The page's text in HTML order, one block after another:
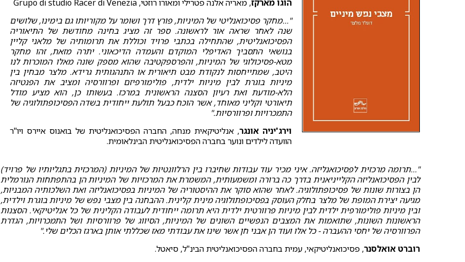
הוגו מארקז, מאריה אלנה פטרילי ומאורו רוזטי, Grupo di studio Racer di Venezia
"...מחקר פסיכואנליטי של המיניות, פורץ דרך ושומר על מקוריותו גם בימינו, שלושים
שנה לאחר שראה אור לראשונה. ספר זה מציג בחינה מחודשת של התיאוריה
הפסיכואנליטית, שהתחילה בכתבי פרויד וכוללת את תרומותיה של מלאני קליין
בנושאי התסביך האדיפלי המוקדם והעמדה הדיכאוני. יתרה מזאת, זהו מחקר
מטא-פסיכולוגי של המיניות, והפרספקטיבה שהוא מספק שונה מאלו המוכרות לנו
היטב, שמתייחסות לנקודת מבט תיאורית או התנהגותית גרידא. מלצר מבחין בין
מיניות בוגרת לבין מיניות ילדית, פולימורפיזם ופרוורסיה ומציב את הפנטיזה
הלא-מודעת ואת רעיון הסצנה הראשונית במרכז. בעשותו כן, הוא מציע מודל
תיאורטי וקליני מאוחד, אשר הוכח כבעל תולעת ייחודית בשדה הפסיכופתולוגיה של
התמכרויות ופרוורסיות."
וירג'יניה אונגר, אנליטיקאית מנחה, החברה הפסיכואנליטית של בואנוס איירס ויו"ר
הוועדה לילדים ונוער בחברה הפסיכואנליטית הבינלאומית.
"...תרומה מרכזית לפסיכואנליזה. איני מכיר עוד עבודות שחיברו בין הרלוונטיות של המיניות (המרכזית בתגליותיו של פרויד)
לבין הפסיכואנליזה הקלייניאנית בדרך כה ברורה ומשמעותית, המשמרת את המרכזיות של המיניות הן בהתפתחות הנורמלית
הן בצורות שונות של פסיכופתולוגיה. לאחר שהוא סוקר את ההיסטוריה של המיניות בפסיכואנליזה ואת השלכותיה המבניות,
מגיעה יצירת המופת של מלצר בחלק העוסק בפסיכופתולוגיה מינית קלינית. ההבחנה בין מצבי נפש של מיניות בוגרת וילדית,
ובין מיניות פולימורפית ילדית לבין מיניות פרוורטית ילדית היא תרומה ייחודית לעבודה הקלינית של כל אנליטיקאי. הסצנות
הראשונות השונות, שתואמות את המצבים הנפשיים השונים של המיניות, הסיווג של פרוורסיות ושל התמכרויות, הגדרת
הפרוורסיה של יחסי ההעברה - כל אלו ועוד הן אבני חן אשר שינו את עבודתי מאז שכללתי אותן בארגז הכלים שלי."
רוברט אואלסנר, פסיכואנליטיקאי, עמית בחברה הפסיכואנליטית הבינ"ל, סיאטל.